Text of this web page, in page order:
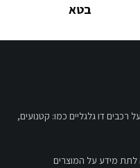
בטא
רכבים דו גלגליים כמו: קטנועים,
לתת מידע על המוצרים